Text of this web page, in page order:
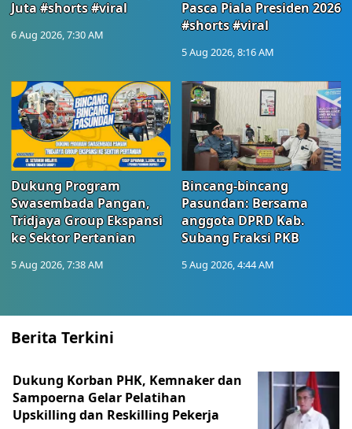
Juta #shorts #viral
6 Aug 2026, 7:30 AM
Pasca Piala Presiden 2026
#shorts #viral
5 Aug 2026, 8:16 AM
Dukung Program
Swasembada Pangan,
Tridjaya Group Ekspansi
ke Sektor Pertanian
5 Aug 2026, 7:38 AM
Bincang-bincang
Pasundan: Bersama
anggota DPRD Kab.
Subang Fraksi PKB
5 Aug 2026, 4:44 AM
Berita Terkini
Dukung Korban PHK, Kemnaker dan
Sampoerna Gelar Pelatihan
Upskilling dan Reskilling Pekerja